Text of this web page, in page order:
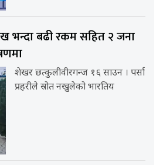
भन्दा बढी रकम सहित २ जना
शेखर छत्कुलीवीरगन्ज १६ साउन । पर्सा
प्रहरीले स्रोत नखुलेको भारतिय